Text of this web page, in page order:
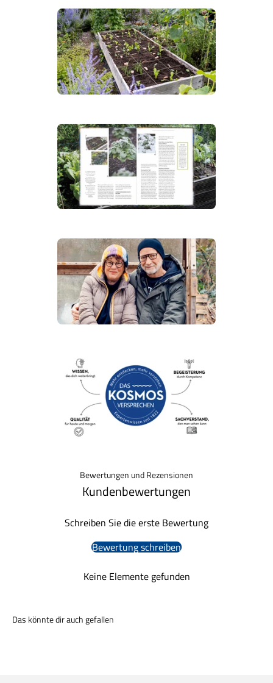
Bewertungen und Rezensionen
Kundenbewertungen
Schreiben Sie die erste Bewertung
Bewertung schreiben
Keine Elemente gefunden